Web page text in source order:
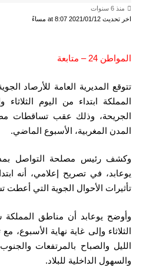
اخر تحديث 2021/01/12 at 8:07 مساءً
منذ 6 سنوات
المواطن 24 – متابعة
تتوقع المديرية العامة للأرصاد
المملكة ابتداء من اليوم
الجريحة، وذلك عقب تساقطات
المدن المغربية، الأسبوع الماضي.
وكشف رئيس مصلحة التواصل
يوعابد، في تصريح إعلامي، أنه
تأثيرات الأحوال الجوية التي
وأوضح يوعابد أن مناطق
الثلاثاء وإلى غاية نهاية
الليل والصباح بالمرتفعات
والسهول الداخلية للبلاد.